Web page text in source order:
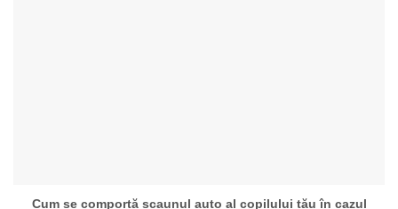
Cum se comportă scaunul auto al copilului tău în cazul